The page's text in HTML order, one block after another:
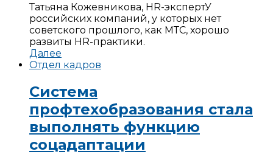
Татьяна Кожевникова, HR-экспертУ
российских компаний, у которых нет
советского прошлого, как МТС, хорошо
развиты HR-практики.
Далее
Отдел кадров
Система
профтехобразования стала
выполнять функцию
соцадаптации